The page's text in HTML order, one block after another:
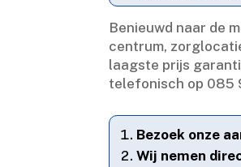
Benieuwd naar de
centrum,
laagste prijs
telefonisch op 085
Bezoek onze
Wij nemen